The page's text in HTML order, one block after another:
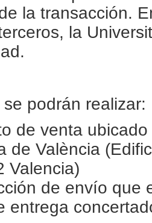
la transacción.
la
podrán realizar:
de venta
de València
Valencia)
de envío que
entrega